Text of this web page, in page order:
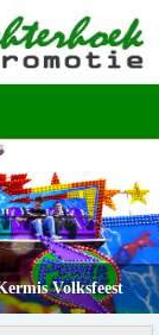
Volksfeest